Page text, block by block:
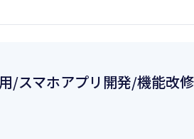
/スマホアプリ開発/機能改修